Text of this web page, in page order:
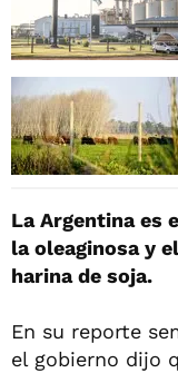
La Argentina es
la oleaginosa y
harina de soja.
En su reporte
el gobierno dijo